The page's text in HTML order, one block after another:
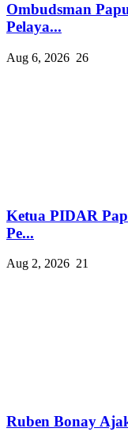
Ombudsman
Pelaya...
Aug 6, 2026 26
Ketua PIDAR
Pe...
Aug 2, 2026 21
Ruben Bonay